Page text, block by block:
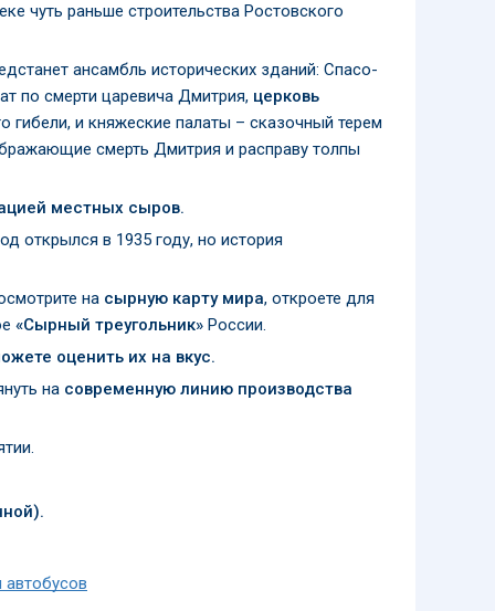
чуть раньше строительства Ростовского
ансамбль исторических зданий: Спасо-
по смерти царевича Дмитрия, церковь
гибели, и княжеские палаты – сказочный терем
смерть Дмитрия и расправу толпы
местных сыров.
открылся в 1935 году, но история
на сырную карту мира, откроете для
«Сырный треугольник» России.
оценить их на вкус.
на современную линию производства